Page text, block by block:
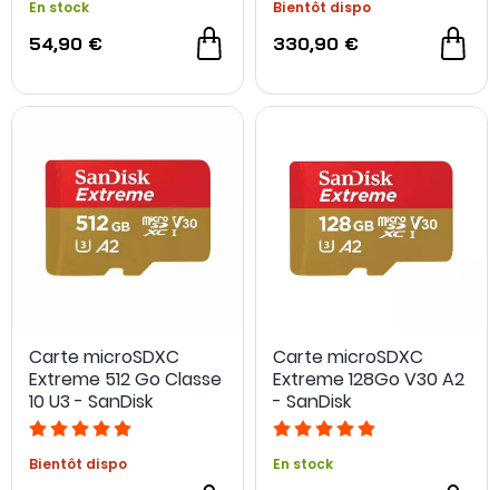
En stock
54,90 €
Bientôt dispo
330,90 €
Carte microSDXC
Extreme 512 Go Classe
10 U3 - SanDisk
Bientôt dispo
Carte microSDXC
Extreme 128Go V30 A2
- SanDisk
En stock